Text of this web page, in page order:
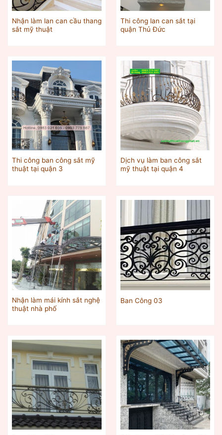
Nhận làm lan can cầu thang
sắt mỹ thuật
Thi công lan can sắt tại
quận Thủ Đức
Thi công ban công sắt mỹ
thuật tại quận 3
Dịch vụ làm ban công sắt
mỹ thuật tại quận 4
Nhận làm mái kính sắt nghệ
thuật nhà phố
Ban Công 03